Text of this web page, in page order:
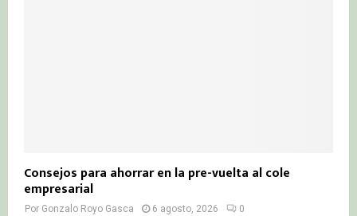
Consejos para ahorrar en la pre-vuelta al cole
empresarial
Por Gonzalo Royo Gasca 6 agosto, 2026 0